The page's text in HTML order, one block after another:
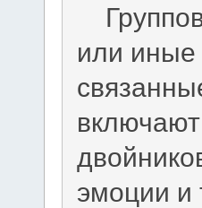
или иные
эмоции и